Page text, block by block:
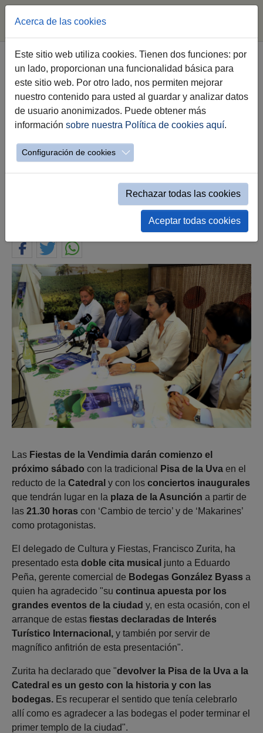
Saltar al contenido principal
‘Cambio de tercio’ y ‘Makarines’
llenarán de música la plaza de la
Asunción tras la tradicional 'Pisa
de la uva' el próximo sábado
Francisco Zurita ha presentado este doble
Las Fiestas de la Vendimia darán comienzo el
próximo sábado con la tradicional Pisa de la Uva en el
reducto de la Catedral y con los conciertos inaugurales
que tendrán lugar en la plaza de la Asunción a partir de
las 21.30 horas con ‘Cambio de tercio’ y de ‘Makarines’
como protagonistas.
El delegado de Cultura y Fiestas, Francisco Zurita, ha
presentado esta doble cita musical junto a Eduardo
Peña, gerente comercial de Bodegas González Byass a
quien ha agradecido "su continua apuesta por los
grandes eventos de la ciudad y, en esta ocasión, con el
arranque de estas fiestas declaradas de Interés
Turístico Internacional, y también por servir de
magnífico anfitrión de esta presentación".
Zurita ha declarado que "devolver la Pisa de la Uva a la
Catedral es un gesto con la historia y con las
bodegas. Es recuperar el sentido que tenía celebrarlo
allí como es agradecer a las bodegas el poder terminar el
primer templo de la ciudad".
Acerca de las cookies
Este sitio web utiliza cookies. Tienen dos funciones: por
un lado, proporcionan una funcionalidad básica para
este sitio web. Por otro lado, nos permiten mejorar
nuestro contenido para usted al guardar y analizar datos
de usuario anonimizados. Puede obtener más
información sobre nuestra Política de cookies aquí.
Configuración de cookies
Rechazar todas las cookies
Aceptar todas cookies